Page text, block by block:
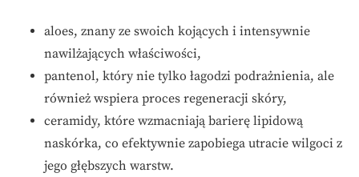
aloes, znany ze swoich kojących i intensywnie
nawilżających właściwości,
pantenol, który nie tylko łagodzi podrażnienia, ale
również wspiera proces regeneracji skóry,
ceramidy, które wzmacniają barierę lipidową
naskórka, co efektywnie zapobiega utracie wilgoci z
jego głębszych warstw.